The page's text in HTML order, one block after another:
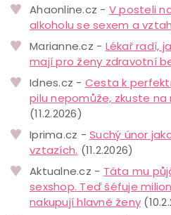
Ahaonline.cz - V posteli
alkoholu se sexem a
Marianne.cz - Lékař radí,
mají pro ženy zdravotní
Idnes.cz - Cesta k
pilu nepomůže, zkuste
(11.2.2026)
Iprima.cz - Suchý únor
vztazích. (11.2.2026)
Aktualne.cz - Táta mu
sexshop. Teď šéfuje
nakupují hlavně ženy